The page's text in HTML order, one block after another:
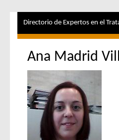
Directorio de Expertos en el
Ana Madrid